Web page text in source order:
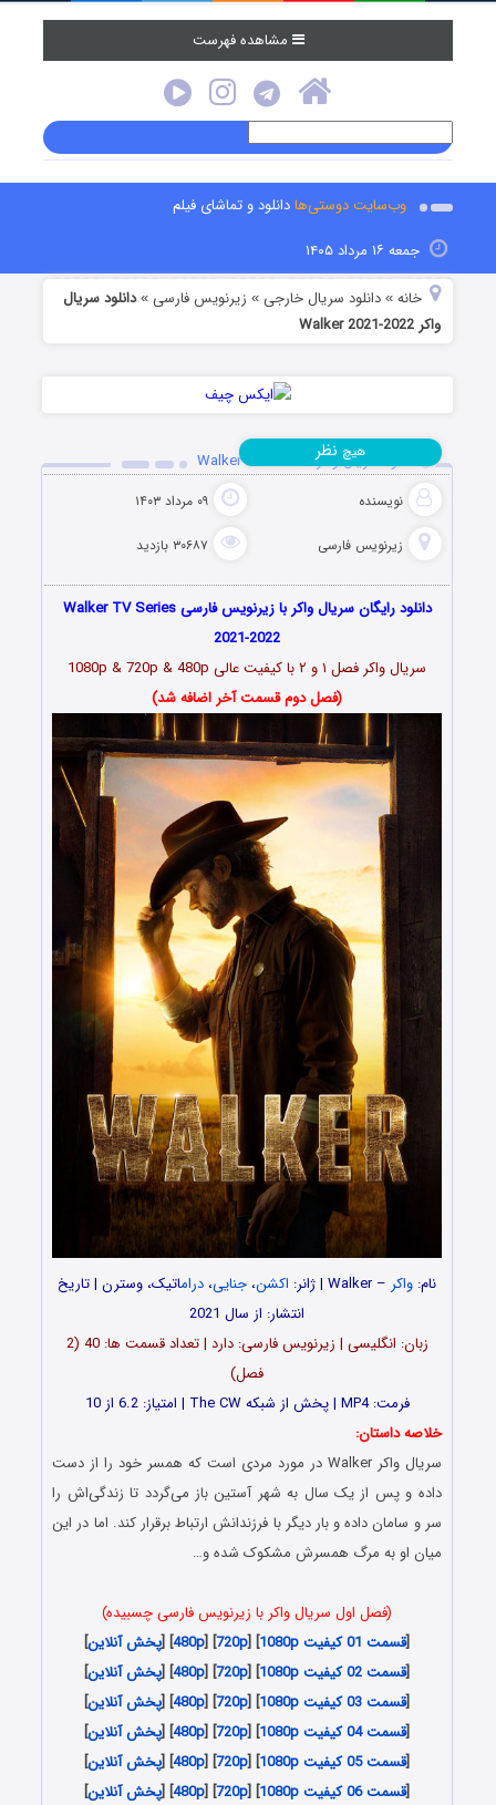
مشاهده فهرست
وب‌سایت دوستی‌هادانلود و تماشای فیلم
جمعه ۱۶ مرداد ۱۴۰۵
خانه »دانلود سریال خارجی » زیرنویس فارسی »دانلود سریال
واکر Walker 2021-2022
دانلود سریال واکر Walker 2021-2022
نویسنده ۰۹ مرداد ۱۴۰۳
زیرنویس فارسی ۳۰۶۸۷ بازدید
هیچ نظر
دانلود رایگان سریال واکر با زیرنویس فارسی Walker TV Series
2021-2022
سریال واکر فصل ۱ و ۲
با کیفیت عالی 1080p & 720p & 480p
(فصل دوم قسمت آخر اضافه شد)
نام: واکر – Walker | ژانر: اکشن، جنایی، دراماتیک، وسترن | تاریخ
انتشار: از سال 2021
زبان: انگلیسی | زیرنویس فارسی: دارد | تعداد قسمت‌‌‌‌‌‌ ها: 40 (2
فصل)
فرمت: MP4 | پخش از شبکه The CW | امتیاز: 6.2 از 10
خلاصه داستان:
سریال واکر Walker در مورد مردی است که همسر خود را از دست
داده و پس از یک سال به شهر آستین باز می‌گردد تا زندگی‌اش را
سر و سامان داده و بار دیگر با فرزندانش ارتباط برقرار کند. اما در این
میان او به مرگ همسرش مشکوک شده و…
(فصل اول سریال واکر با زیرنویس فارسی چسبیده)
[قسمت 01 کیفیت 1080p ] [
720p
] [
480p
] [پخش آنلاین]
[قسمت 02 کیفیت 1080p ] [
720p
] [
480p
] [پخش آنلاین]
[قسمت 03 کیفیت 1080p ] [
720p
] [
480p
] [پخش آنلاین]
[قسمت 04 کیفیت 1080p ] [
720p
] [
480p
] [پخش آنلاین]
[قسمت 05 کیفیت 1080p ] [
720p
] [
480p
] [پخش آنلاین]
[قسمت 06 کیفیت 1080p ] [
720p
] [
480p
] [پخش آنلاین]